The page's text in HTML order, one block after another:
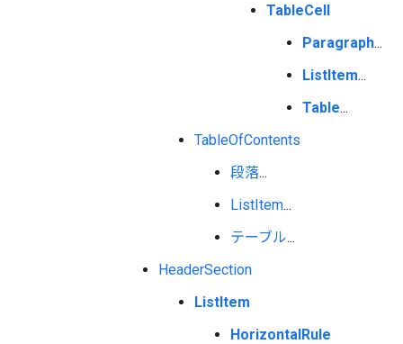
TableCell
Paragraph...
ListItem...
Table...
TableOfContents
段落...
ListItem...
テーブル...
HeaderSection
ListItem
HorizontalRule